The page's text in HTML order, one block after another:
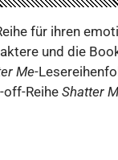
für ihren
und die
Me-
off-Reihe Shatter